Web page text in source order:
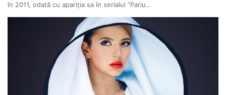
în 2011, odată cu apariția sa în serialul ”Pariu…